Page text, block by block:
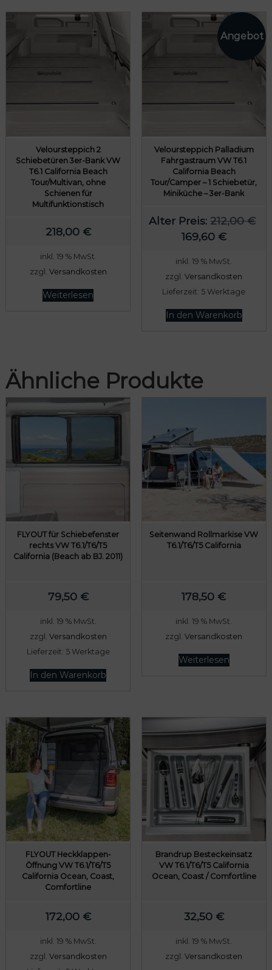
l
e
e
i
s
w
a
:
1
5
,
P
i
t
:
1
2
3
2
0
.
l
e
i
s
w
r
:
0
r
P
i
t
:
1
7
,
Veloursteppich 2
Schiebetüren 3er-Bank VW
T6.1 California Beach
Tour/Multivan, ohne
Schienen für
Multifunktionstisch
218,00 €
inkl. 19 % MwSt.
zzgl. Versandkosten
Weiterlesen
Veloursteppich Palladium
Fahrgastraum VW T6.1
California Beach
Tour/Camper – 1 Schiebetür,
Miniküche – 3er-Bank
Alter Preis: 212,00€
U
s
p
ü
i
e
r
P
r
e
w
a
2
0
169,60 €A
t
u
l
s
s
t
:
1
6
9
0
inkl. 19 % MwSt.
zzgl.Versandkosten
Lieferzeit: 5 Werktage
In den Warenkorb
Ähnliche Produkte
FLYOUT für Schiebefenster
rechts VW T6.1/T6/T5
California (Beach ab BJ. 2011)
79,50 €
inkl. 19 % MwSt.
zzgl. Versandkosten
Lieferzeit: 5 Werktage
In den Warenkorb
Seitenwand Rollmarkise VW
T6.1/T6/T5 California
178,50 €
inkl. 19 % MwSt.
zzgl.Versandkosten
Weiterlesen
FLYOUT Heckklappen-
Öffnung VW T6.1/T6/T5
California Ocean, Coast,
Comfortline
172,00 €
inkl. 19 % MwSt.
zzgl. Versandkosten
Brandrup Besteckeinsatz
VW T6.1/T6/T5 California
Ocean, Coast / Comfortline
32,50 €
inkl. 19 % MwSt.
zzgl.Versandkosten